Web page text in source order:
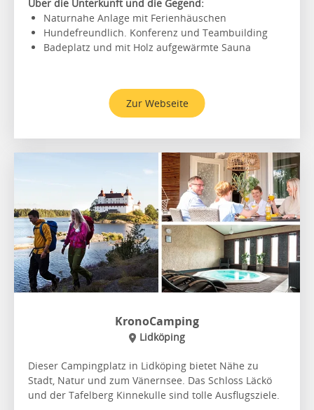
Über die Unterkunft und die Gegend:
Naturnahe Anlage mit Ferienhäuschen
Hundefreundlich. Konferenz und Teambuilding
Badeplatz und mit Holz aufgewärmte Sauna
Zur Webseite
KronoCamping
Lidköping
Dieser Campingplatz in Lidköping bietet Nähe zu
Stadt, Natur und zum Vänernsee. Das Schloss Läckö
und der Tafelberg Kinnekulle sind tolle Ausflugsziele.